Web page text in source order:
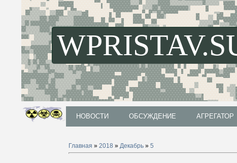
НОВОСТИ ОБСУЖДЕНИЕ АГРЕГАТОР
Главная » 2018 » Декабрь » 5